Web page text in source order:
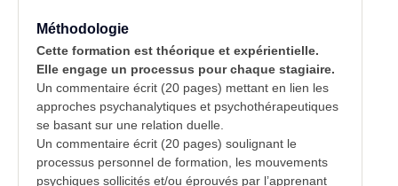
Méthodologie
Cette formation est théorique et expérientielle.
Elle engage un processus pour chaque stagiaire.
Un commentaire écrit (20 pages) mettant en lien les
approches psychanalytiques et psychothérapeutiques
se basant sur une relation duelle.
Un commentaire écrit (20 pages) soulignant le
processus personnel de formation, les mouvements
psychiques sollicités et/ou éprouvés par l’apprenant